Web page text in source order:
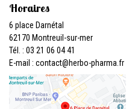
Horaires
6 place Darnétal
62170 Montreuil-sur-mer
Tél. : 03 21 06 04 41
E-mail : contact@herbo-pharma.fr